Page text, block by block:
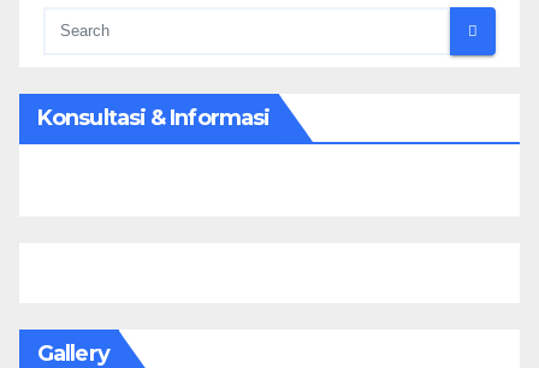
Konsultasi & Informasi
Gallery